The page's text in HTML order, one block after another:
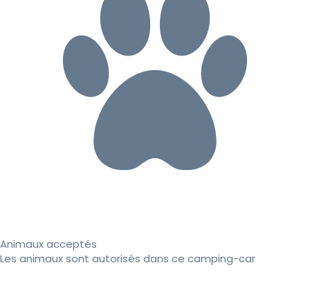
Animaux acceptés
Les animaux sont autorisés dans ce camping-car